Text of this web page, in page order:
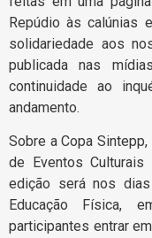
Repúdio às calúnias
solidariedade aos
publicada nas
continuidade ao
andamento.
Sobre a Copa
de Eventos
edição será nos
Educação Física,
participantes entrar